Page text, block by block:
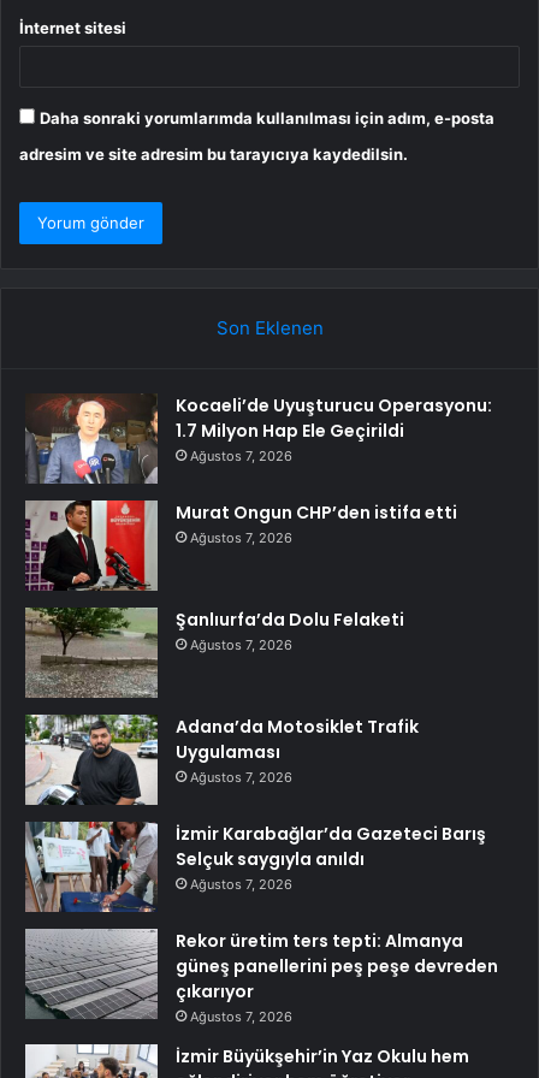
İnternet sitesi
Daha sonraki yorumlarımda kullanılması için adım, e-posta
adresim ve site adresim bu tarayıcıya kaydedilsin.
Son Eklenen
Kocaeli’de Uyuşturucu Operasyonu:
1.7 Milyon Hap Ele Geçirildi
Ağustos 7, 2026
Murat Ongun CHP’den istifa etti
Ağustos 7, 2026
Şanlıurfa’da Dolu Felaketi
Ağustos 7, 2026
Adana’da Motosiklet Trafik
Uygulaması
Ağustos 7, 2026
İzmir Karabağlar’da Gazeteci Barış
Selçuk saygıyla anıldı
Ağustos 7, 2026
Rekor üretim ters tepti: Almanya
güneş panellerini peş peşe devreden
çıkarıyor
Ağustos 7, 2026
İzmir Büyükşehir’in Yaz Okulu hem